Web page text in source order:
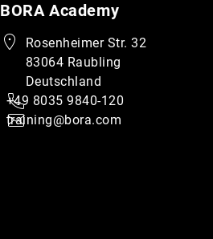
BORA Academy
Rosenheimer Str. 32
83064 Raubling
Deutschland
+49 8035 9840-120
training@bora.com